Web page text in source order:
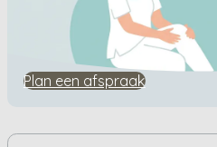
Welke
onbehandelde
Plan een afspraak